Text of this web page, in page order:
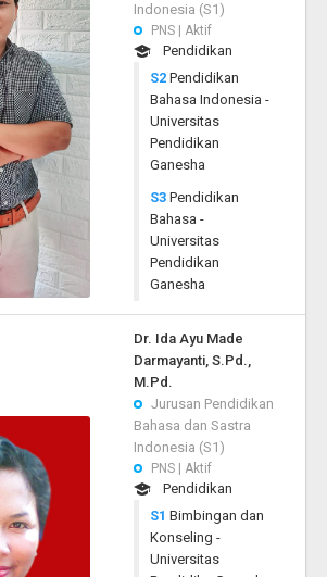
Indonesia (S1)
PNS | Aktif
Pendidikan
S2 Pendidikan
Bahasa Indonesia -
Universitas
Pendidikan
Ganesha
S3 Pendidikan
Bahasa -
Universitas
Pendidikan
Ganesha
Dr. Ida Ayu Made
Darmayanti, S.Pd.,
M.Pd.
Jurusan Pendidikan
Bahasa dan Sastra
Indonesia (S1)
PNS | Aktif
Pendidikan
S1 Bimbingan dan
Konseling -
Universitas